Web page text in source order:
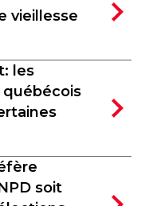
vieillesse
les
soit